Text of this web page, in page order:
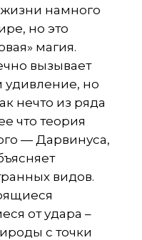
намного
но это
магия.
вызывает
но
нечто из ряда
что теория
— Дарвинуса,
видов.
от удара –
с точки